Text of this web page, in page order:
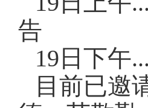
告
19日下午
目前已邀